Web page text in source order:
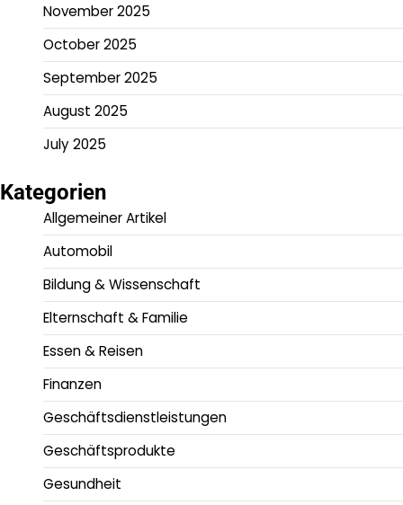
November 2025
October 2025
September 2025
August 2025
July 2025
Kategorien
Allgemeiner Artikel
Automobil
Bildung & Wissenschaft
Elternschaft & Familie
Essen & Reisen
Finanzen
Geschäftsdienstleistungen
Geschäftsprodukte
Gesundheit